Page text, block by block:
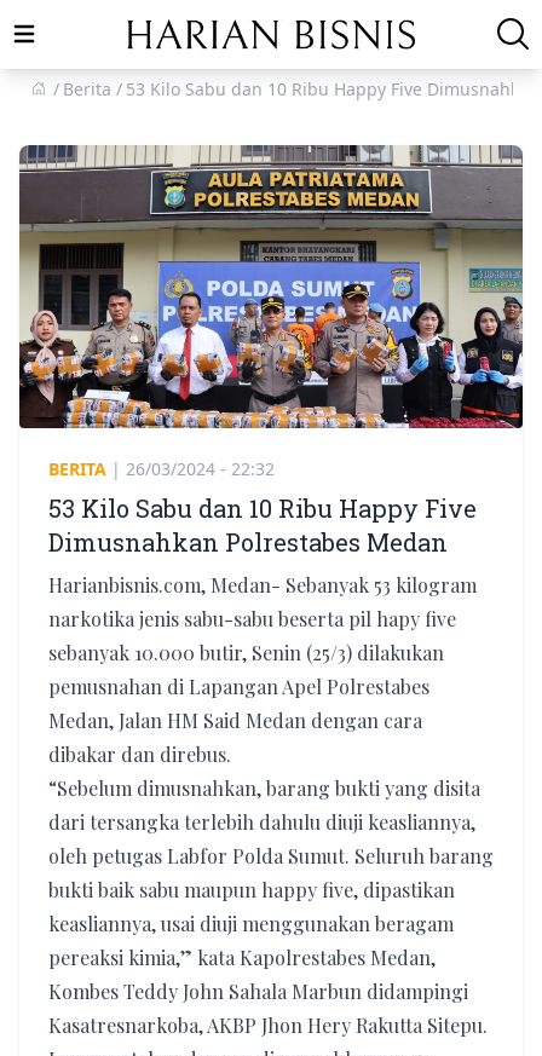
Open main menu
Berita
53 Kilo Sabu dan 10 Ribu Happy Five
BERITA | 26/03/2024 - 22:32
53 Kilo Sabu dan 10 Ribu Happy Five
Dimusnahkan Polrestabes Medan
Harianbisnis.com, Medan- Sebanyak 53 kilogram
narkotika jenis sabu-sabu beserta pil hapy five
sebanyak 10.000 butir, Senin (25/3) dilakukan
pemusnahan di Lapangan Apel Polrestabes
Medan, Jalan HM Said Medan dengan cara
dibakar dan direbus.
“Sebelum dimusnahkan, barang bukti yang disita
dari tersangka terlebih dahulu diuji keasliannya,
oleh petugas Labfor Polda Sumut. Seluruh barang
bukti baik sabu maupun happy five, dipastikan
keasliannya, usai diuji menggunakan beragam
pereaksi kimia,” kata Kapolrestabes Medan,
Kombes Teddy John Sahala Marbun didampingi
Kasatresnarkoba, AKBP Jhon Hery Rakutta Sitepu.